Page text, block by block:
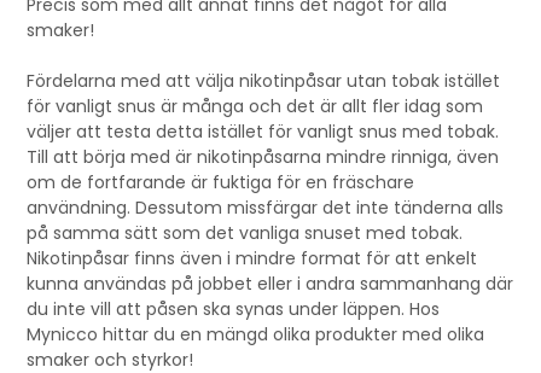
Precis som med allt annat finns det något för alla
smaker!
Fördelarna med att välja nikotinpåsar utan tobak istället
för vanligt snus är många och det är allt fler idag som
väljer att testa detta istället för vanligt snus med tobak.
Till att börja med är nikotinpåsarna mindre rinniga, även
om de fortfarande är fuktiga för en fräschare
användning. Dessutom missfärgar det inte tänderna alls
på samma sätt som det vanliga snuset med tobak.
Nikotinpåsar finns även i mindre format för att enkelt
kunna användas på jobbet eller i andra sammanhang där
du inte vill att påsen ska synas under läppen. Hos
Mynicco hittar du en mängd olika produkter med olika
smaker och styrkor!